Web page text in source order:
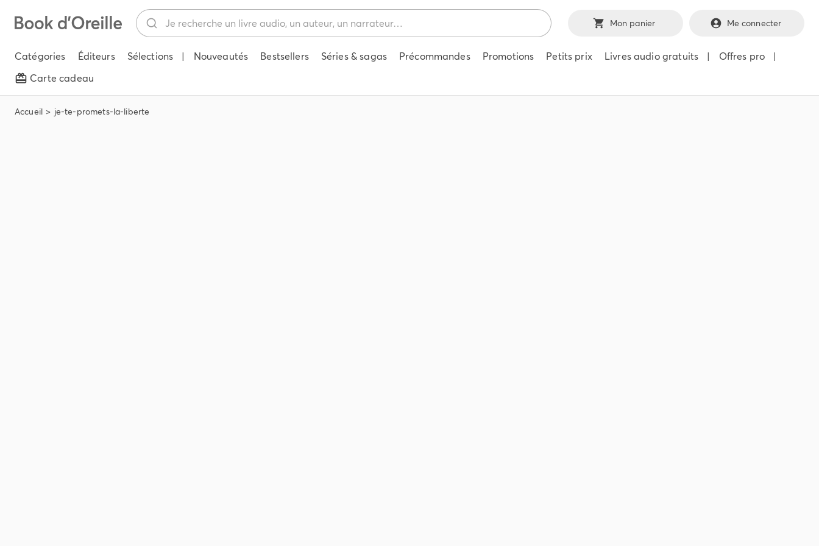
Mon panier Me connecter
Catégories Éditeurs Sélections | Nouveautés Bestsellers Séries & sagas Précommandes Promotions Petits prix Livres audio gratuits | Offres pro
|
Carte cadeau
Accueil je-te-promets-la-liberte